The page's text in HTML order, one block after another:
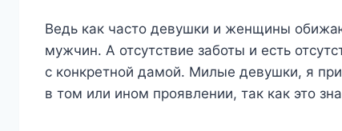
Ведь как часто девушки и женщины
мужчин. А отсутствие заботы и есть
с конкретной дамой. Милые девушки, я
в том или ином проявлении, так как это